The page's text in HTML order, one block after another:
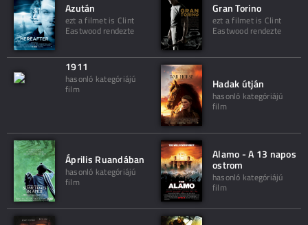
Azután
ezt a filmet is Clint
Eastwood rendezte
Gran Torino
ezt a filmet is Clint
Eastwood rendezte
1911
hasonló kategóriájú
film Hadak útján
hasonló kategóriájú
film
Április Ruandában
hasonló kategóriájú
film
Alamo - A 13 napos
ostrom
hasonló kategóriájú
film